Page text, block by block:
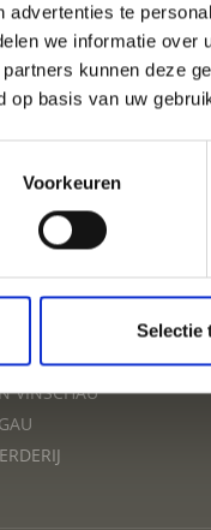
advertenties te
we informatie
kunnen deze
op basis van uw
Voorkeuren
Selectie
VINSCHAU